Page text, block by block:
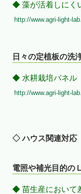
◆ 藻が活着しにく
http://www.agri-light-
日々の定植板の洗
◆ 水耕栽培パネル
http://www.agri-light-
◇ ハウス関連対応
電照や補光目的の
◆ 苗生産において